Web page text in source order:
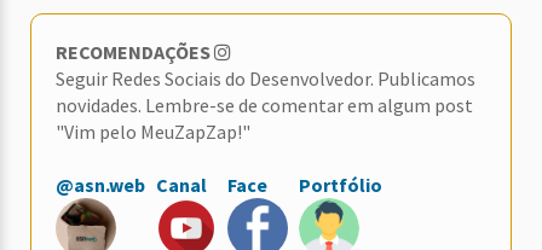
RECOMENDAÇÕES
Seguir Redes Sociais do Desenvolvedor. Publicamos
novidades. Lembre-se de comentar em algum post
"Vim pelo MeuZapZap!"
@asn.web Canal Face Portfólio